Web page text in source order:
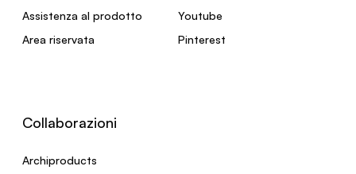
Assistenza al prodotto
Area riservata
Youtube
Pinterest
Collaborazioni
Archiproducts